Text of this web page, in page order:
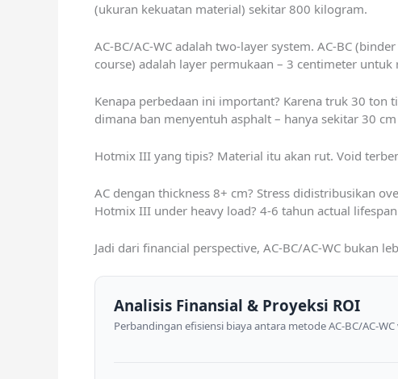
(ukuran kekuatan material) sekitar 800 kilogram.
AC-BC/AC-WC adalah two-layer system. AC-BC
course) adalah layer permukaan – 3 centimeter
Kenapa perbedaan ini important? Karena truk 30 ton
dimana ban menyentuh asphalt – hanya sekitar 30
Hotmix III yang tipis? Material itu akan rut. Void
AC dengan thickness 8+ cm? Stress didistribusikan
Hotmix III under heavy load? 4-6 tahun actual
Jadi dari financial perspective, AC-BC/AC-WC bukan
Analisis Finansial & Proyeksi ROI
Perbandingan efisiensi biaya antara metode AC-BC/AC-